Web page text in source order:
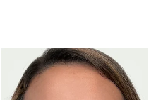
Entrega prevista
Entrega prevista 8/10/26